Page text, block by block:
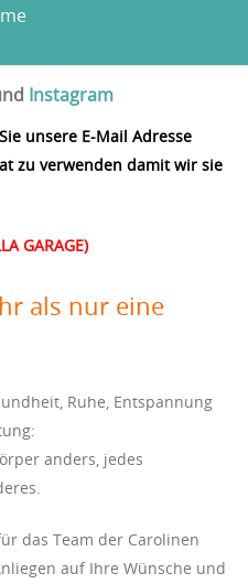
Instagram
unsere E-Mail Adresse
zu verwenden damit wir sie
GARAGE)
als nur eine
Ruhe, Entspannung
anders, jedes
das Team der Carolinen
auf Ihre Wünsche und